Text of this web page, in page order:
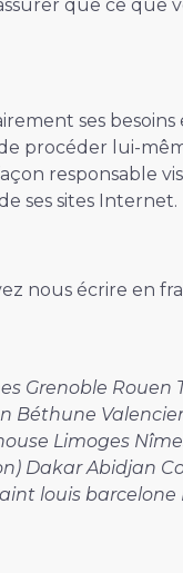
que ce que
ses besoins
procéder lui-
responsable
ses sites Internet.
nous écrire en
Grenoble
Béthune
Limoges
Dakar Abidjan
louis barcelone